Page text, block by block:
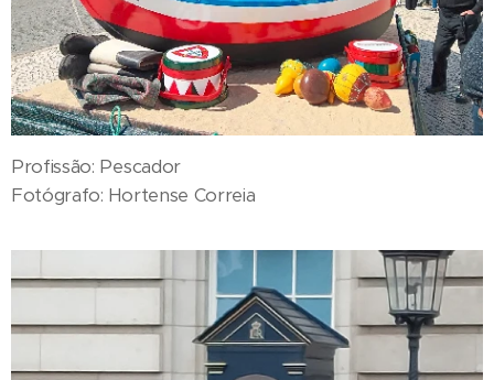
Profissão: Pescador
Fotógrafo: Hortense Correia